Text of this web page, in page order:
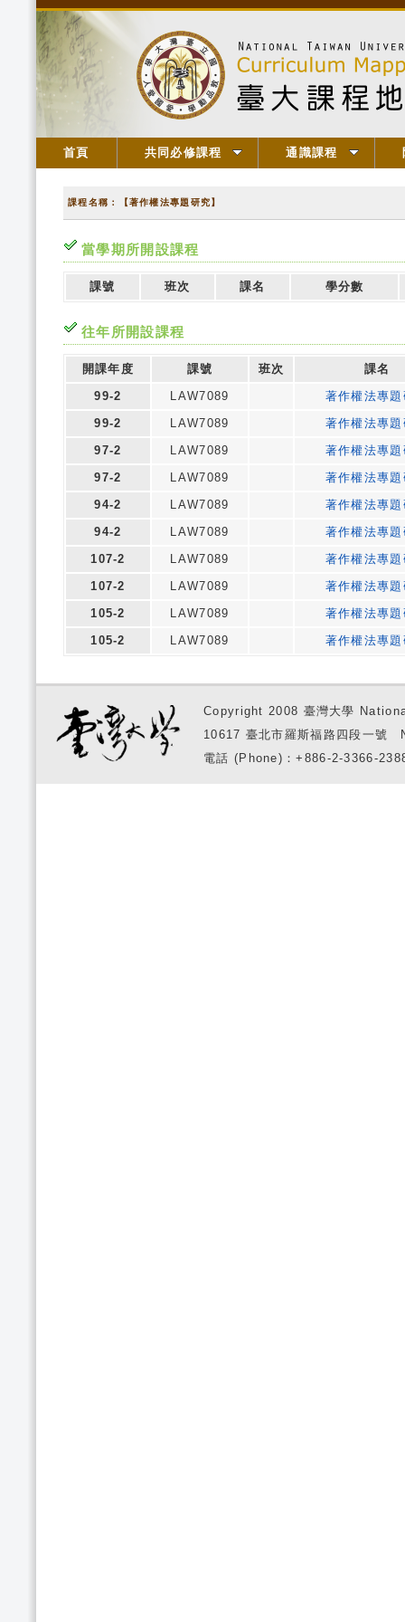
首頁 共同必修課程 通識課程
課程名稱：【著作權法專題研究】
當學期所開設課程
課號 班次 課名 學分數
往年所開設課程
開課年度 課號 班次
課名
99-2
LAW7089
著作權法專
99-2
LAW7089
著作權法專
97-2
LAW7089
著作權法專
97-2
LAW7089
著作權法專
94-2
LAW7089
著作權法專
94-2
LAW7089
著作權法專
107-2
LAW7089
著作權法專
107-2
LAW7089
著作權法專
105-2
LAW7089
著作權法專
105-2
LAW7089 著作權法專
Copyright 2008 臺灣大學
10617 臺北市羅斯福路四段一
電話 (Phone)：+886-2-3366-